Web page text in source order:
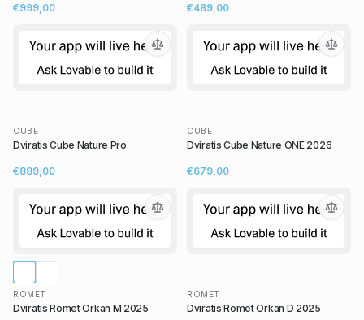
€999,00 €489,00
CUBE
Dviratis Cube Nature Pro
€889,00
CUBE
Dviratis Cube Nature ONE 2026
€679,00
ROMET
Dviratis Romet Orkan M 2025
ROMET
Dviratis Romet Orkan D 2025